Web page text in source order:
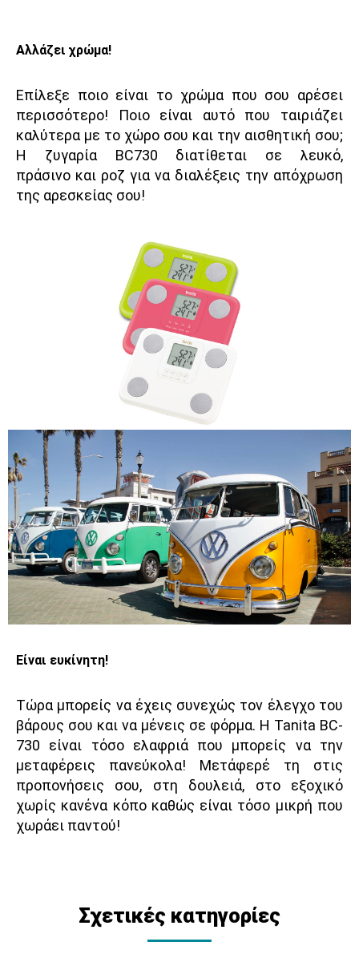
Αλλάζει χρώμα!
Επίλεξε ποιο είναι το χρώμα που σου αρέσει
περισσότερο! Ποιο είναι αυτό που ταιριάζει
καλύτερα με το χώρο σου και την αισθητική σου;
Η ζυγαρία ΒC730 διατίθεται σε λευκό,
πράσινο και ροζ για να διαλέξεις την απόχρωση
της αρεσκείας σου!
Είναι ευκίνητη!
Τώρα μπορείς να έχεις συνεχώς τον έλεγχο του
βάρους σου και να μένεις σε φόρμα. H Tanita BC-
730 είναι τόσο ελαφριά που μπορείς να την
μεταφέρεις πανεύκολα! Μετάφερέ τη στις
προπονήσεις σου, στη δουλειά, στο εξοχικό
χωρίς κανένα κόπο καθώς είναι τόσο μικρή που
χωράει παντού!
Σχετικές κατηγορίες